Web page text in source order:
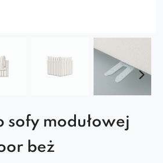
sofy modułowej
beż